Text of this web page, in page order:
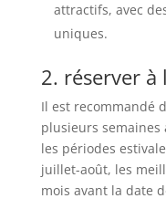
attractifs, avec
uniques.
2. réserver à
Il est recommandé
plusieurs
les périodes
juillet-août, les
mois avant la date